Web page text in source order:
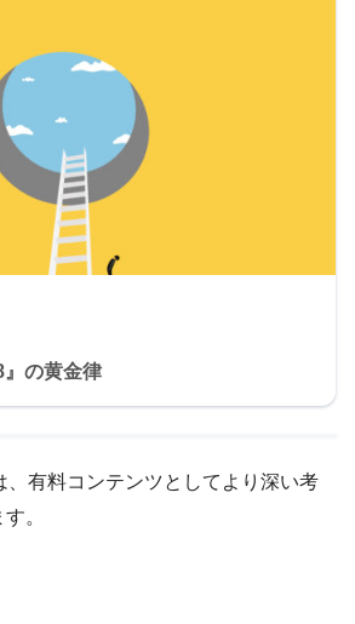
』の黄金律
有料コンテンツとしてより深い考
。